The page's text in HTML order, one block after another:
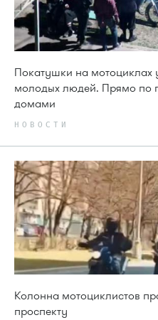
Покатушки на мотоциклах
молодых людей. Прямо по
домами
НОВОСТИ
Колонна мотоциклистов
проспекту